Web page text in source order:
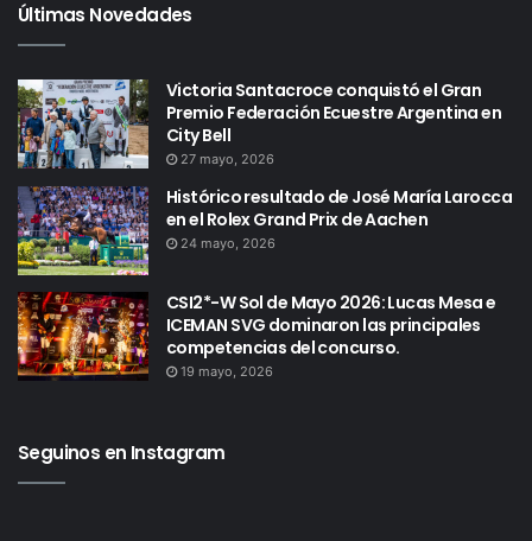
Últimas Novedades
Victoria Santacroce conquistó el Gran
Premio Federación Ecuestre Argentina en
City Bell
27 mayo, 2026
Histórico resultado de José María Larocca
en el Rolex Grand Prix de Aachen
24 mayo, 2026
CSI2*-W Sol de Mayo 2026: Lucas Mesa e
ICEMAN SVG dominaron las principales
competencias del concurso.
19 mayo, 2026
Seguinos en Instagram